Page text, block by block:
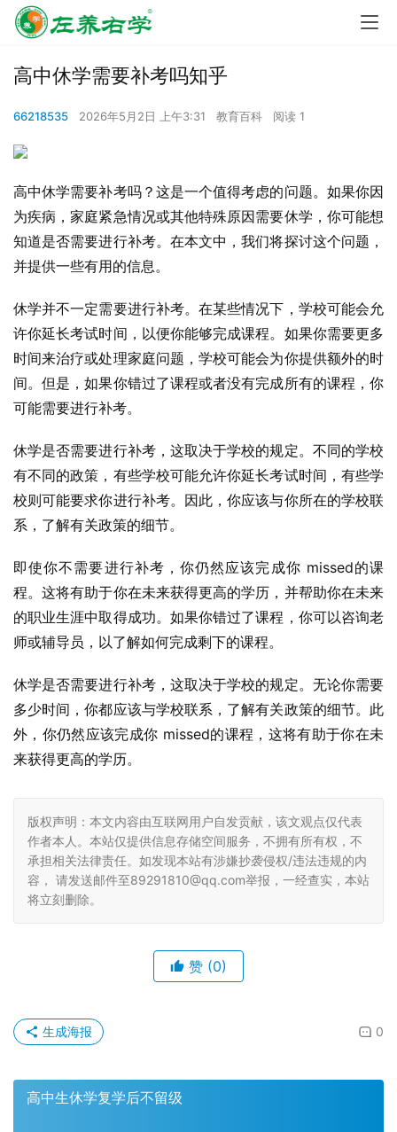
高中休学需要补考吗知乎
66218535 2026年5月2日 上午3:31 教育百科 阅读 1
高中休学需要补考吗？这是一个值得考虑的问题。如果你因
为疾病，家庭紧急情况或其他特殊原因需要休学，你可能想
知道是否需要进行补考。在本文中，我们将探讨这个问题，
并提供一些有用的信息。
休学并不一定需要进行补考。在某些情况下，学校可能会允
许你延长考试时间，以便你能够完成课程。如果你需要更多
时间来治疗或处理家庭问题，学校可能会为你提供额外的时
间。但是，如果你错过了课程或者没有完成所有的课程，你
可能需要进行补考。
休学是否需要进行补考，这取决于学校的规定。不同的学校
有不同的政策，有些学校可能允许你延长考试时间，有些学
校则可能要求你进行补考。因此，你应该与你所在的学校联
系，了解有关政策的细节。
即使你不需要进行补考，你仍然应该完成你 missed的课
程。这将有助于你在未来获得更高的学历，并帮助你在未来
的职业生涯中取得成功。如果你错过了课程，你可以咨询老
师或辅导员，以了解如何完成剩下的课程。
休学是否需要进行补考，这取决于学校的规定。无论你需要
多少时间，你都应该与学校联系，了解有关政策的细节。此
外，你仍然应该完成你 missed的课程，这将有助于你在未
来获得更高的学历。
版权声明：本文内容由互联网用户自发贡献，该文观点仅代表
作者本人。本站仅提供信息存储空间服务，不拥有所有权，不
承担相关法律责任。如发现本站有涉嫌抄袭侵权/违法违规的内
容， 请发送邮件至89291810@qq.com举报，一经查实，本站
将立刻删除。
赞 (0)
0
生成海报
高中生休学复学后不留级